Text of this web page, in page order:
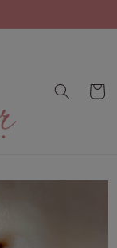
Cart